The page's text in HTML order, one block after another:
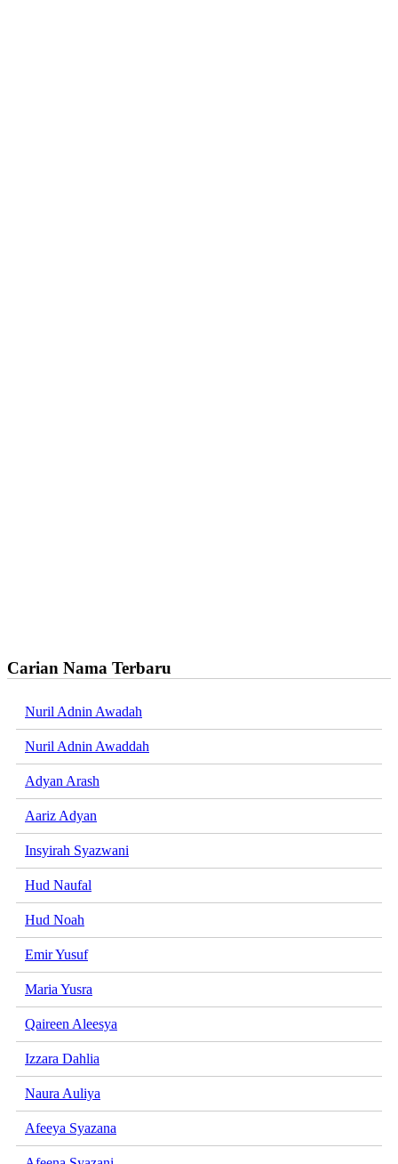
Carian Nama Terbaru
Nuril Adnin Awadah
Nuril Adnin Awaddah
Adyan Arash
Aariz Adyan
Insyirah Syazwani
Hud Naufal
Hud Noah
Emir Yusuf
Maria Yusra
Qaireen Aleesya
Izzara Dahlia
Naura Auliya
Afeeya Syazana